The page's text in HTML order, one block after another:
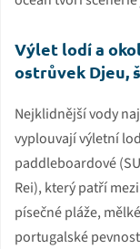
Výlet lodí a
ostrůvek Djeu,
Nejklidnější vody
vyplouvají výletní
paddleboardové
Rei), který patří
písečné pláže,
portugalské